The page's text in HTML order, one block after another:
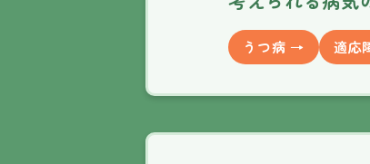
うつ病 → 適応